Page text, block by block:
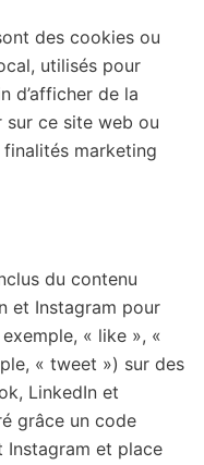
des cookies ou
utilisés pour
d’afficher de la
sur ce site web ou
marketing
du contenu
et Instagram pour
« like », «
« tweet ») sur des
LinkedIn et
grâce un code
Instagram et place